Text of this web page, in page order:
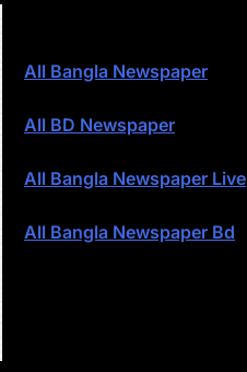
All Bangla Newspaper
All BD Newspaper
All Bangla Newspaper Live
All Bangla Newspaper Bd